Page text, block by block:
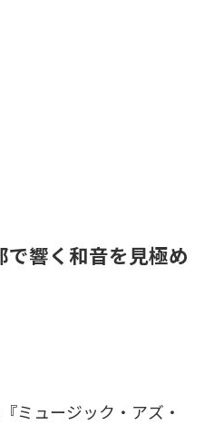
響く和音を見極め
ミュージック・アズ・